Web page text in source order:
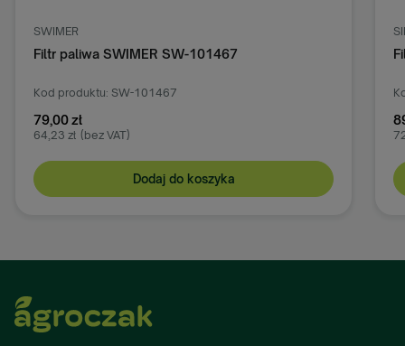
SWIMER
Filtr paliwa SWIMER SW-101467
Kod produktu: SW-101467
79,00 zł
64,23 zł (bez VAT)
Dodaj do koszyka